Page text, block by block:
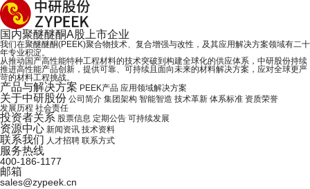
国内聚醚醚酮A股上市企业
我们在聚醚醚酮(PEEK)聚合物技术、复合增强与改性，及其应用解决方案领域有二十
年专业积淀。
从推动国产高性能特种工程材料的技术突破到构建全球化的供应体系，中研股份持续
推进高性能产品创新，提供可靠、可持续且面向未来的材料解决方案，应对全球更严
苛的材料工程挑战。
产品与解决方案 PEEK产品 应用领域解决方案
关于中研股份 公司简介 集团架构 智能智造 技术革新 体系标准 资质荣誉
发展历程 社会责任
投资者关系 股票信息 定期公告 可持续发展
资源中心 新闻资讯 技术资料
联系我们 人才招聘 联系方式
服务热线
400-186-1177
邮箱
sales@zypeek.cn